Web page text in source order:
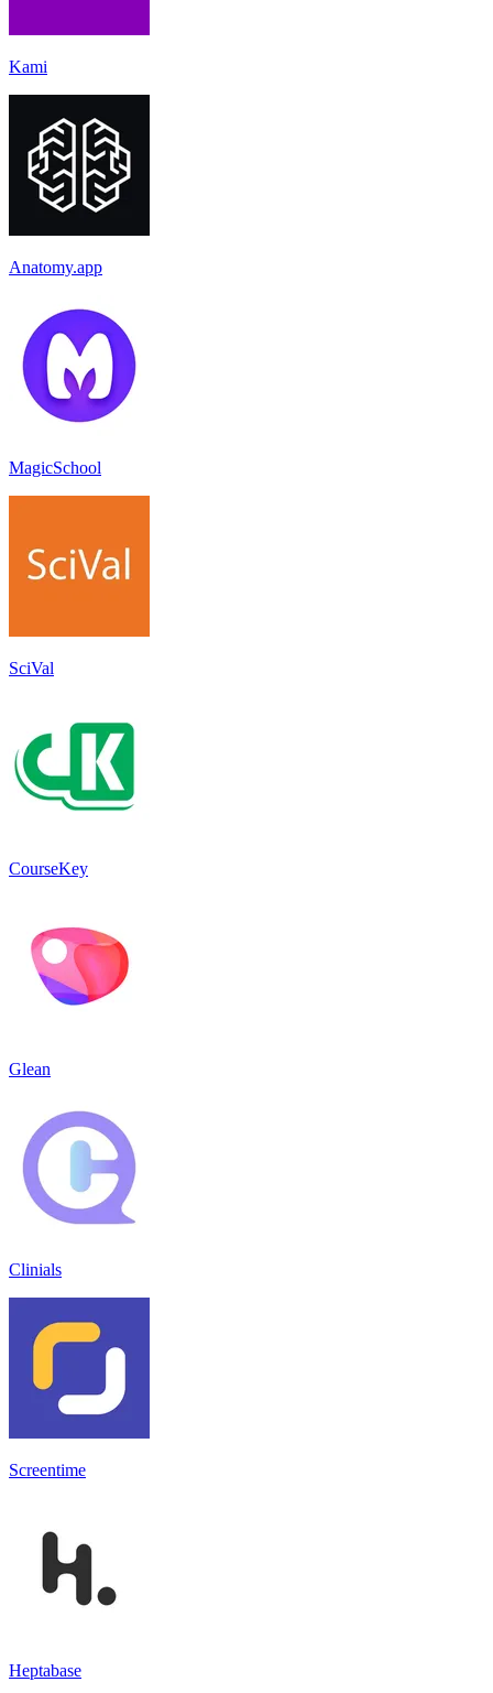
Kami
Anatomy.app
MagicSchool
SciVal
CourseKey
Glean
Clinials
Screentime
Heptabase